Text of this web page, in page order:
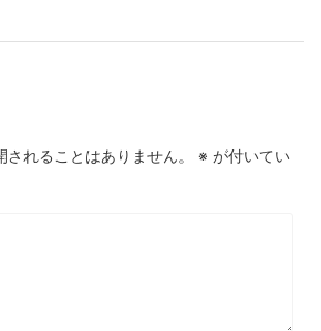
れることはありません。 ※ が付いてい